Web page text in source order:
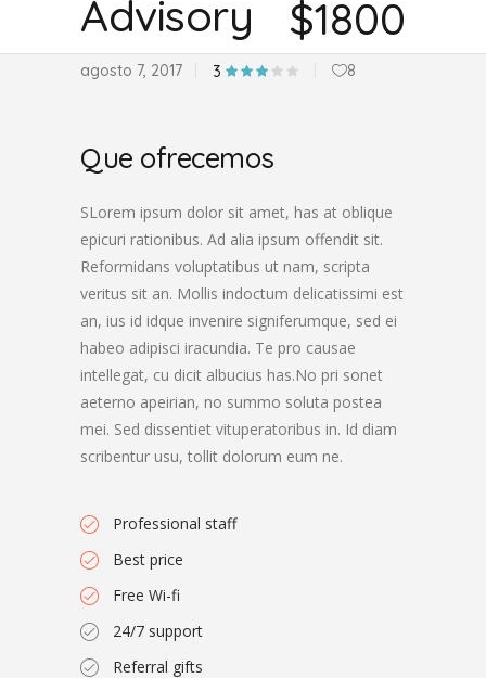
Advisory
agosto 7, 2017 3 8
$1800
Que ofrecemos
SLorem ipsum dolor sit amet, has at oblique
epicuri rationibus. Ad alia ipsum offendit sit.
Reformidans voluptatibus ut nam, scripta
veritus sit an. Mollis indoctum delicatissimi est
an, ius id idque invenire signiferumque, sed ei
habeo adipisci iracundia. Te pro causae
intellegat, cu dicit albucius has.No pri sonet
aeterno apeirian, no summo soluta postea
mei. Sed dissentiet vituperatoribus in. Id diam
scribentur usu, tollit dolorum eum ne.
Professional staff
Best price
Free Wi-fi
24/7 support
Referral gifts